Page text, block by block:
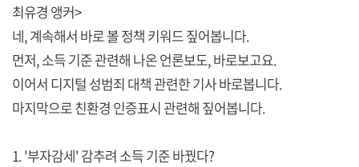
최유경 앵커>
네, 계속해서 바로 볼 정책 키워드 짚어봅니다.
먼저, 소득 기준 관련해 나온 언론보도, 바로보고요.
이어서 디지털 성범죄 대책 관련한 기사 바로봅니다.
마지막으로 친환경 인증표시 관련해 짚어봅니다.
1. '부자감세' 감추려 소득 기준 바꿨다?